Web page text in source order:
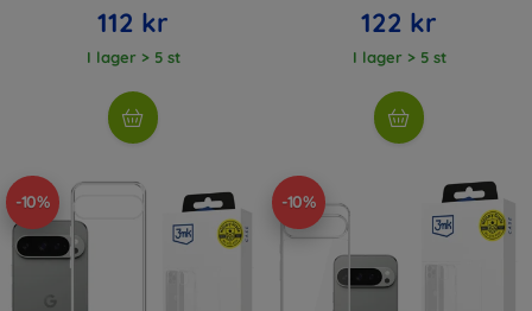
112 kr
I lager > 5 st
122 kr
I lager > 5 st
-10% -10%